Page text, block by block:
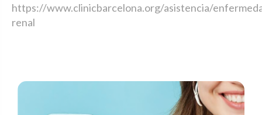
https://www.clinicbarcelona.org/asistencia/
renal